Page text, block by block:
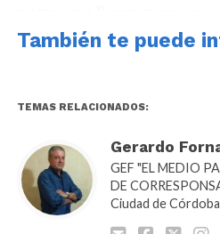
el desenlace de esta historia
descenso.
También te puede
TEMAS RELACIONADOS:
Gerardo
GEF "EL MEDIO
DE
Ciudad de Córdoba